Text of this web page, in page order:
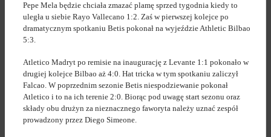
Pepe Mela będzie chciała zmazać plamę sprzed tygodnia kiedy to
uległa u siebie Rayo Vallecano 1:2. Zaś w pierwszej kolejce po
dramatycznym spotkaniu Betis pokonał na wyjeździe Athletic Bilbao
5:3.
Atletico Madryt po remisie na inaugurację z Levante 1:1 pokonało w
drugiej kolejce Bilbao aż 4:0. Hat tricka w tym spotkaniu zaliczył
Falcao. W poprzednim sezonie Betis niespodziewanie pokonał
Atletico i to na ich terenie 2:0. Biorąc pod uwagę start sezonu oraz
składy obu drużyn za nieznacznego faworyta należy uznać zespół
prowadzony przez Diego Simeone.